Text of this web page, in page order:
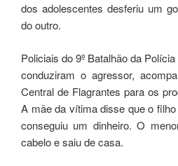
dos adolescentes desferiu um
do outro.
Policiais do 9º Batalhão da
conduziram o agressor,
Central de Flagrantes para os
A mãe da vítima disse que o
conseguiu um dinheiro. O
cabelo e saiu de casa.